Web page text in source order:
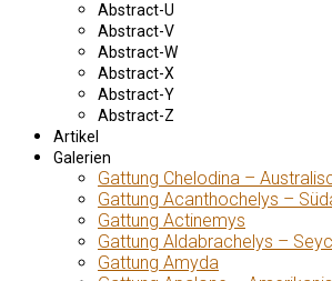
Abstract-U
Abstract-V
Abstract-W
Abstract-X
Abstract-Y
Abstract-Z
Artikel
Galerien
Gattung Chelodina –
Gattung Acanthochelys –
Gattung Actinemys
Gattung Aldabrachelys –
Gattung Amyda